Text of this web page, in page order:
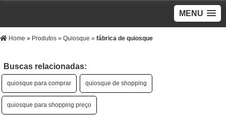
MENU
Home » Produtos » Quiosque » fábrica de quiosque
Buscas relacionadas:
quiosque para comprar quiosque de shopping
quiosque para shopping preço